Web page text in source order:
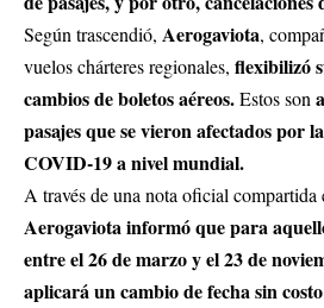
Según trascendió, Aerogaviota,
vuelos chárteres regionales, flexibilizó
cambios de boletos aéreos.Estos son
pasajes que se vieron afectados por
COVID-19 a nivel mundial.
A través de una nota oficial compartida
Aerogaviota informó que para
entre el 26 de marzo y el 23 de
aplicará un cambio de fecha sin